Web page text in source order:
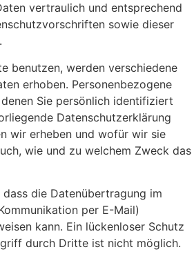
vertraulich und entsprechend
sowie dieser
benutzen, werden verschiedene
erhoben. Personenbezogene
Sie persönlich identifiziert
Datenschutzerklärung
wir erheben und wofür wir sie
wie und zu welchem Zweck das
die Datenübertragung im
per E-Mail)
kann. Ein lückenloser Schutz
durch Dritte ist nicht möglich.